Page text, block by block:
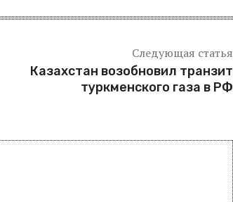
Следующая статья
Казахстан возобновил транзит
туркменского газа в РФ